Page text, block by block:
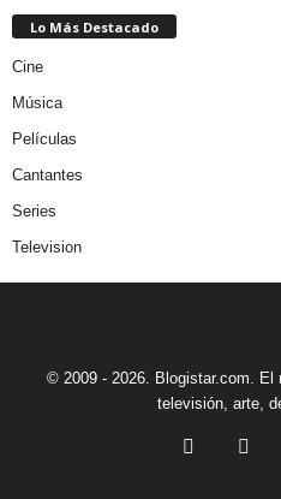
Lo Más Destacado
Cine
Música
Películas
Cantantes
Series
Television
© 2009 - 2026. Blogistar.com. El
televisión, arte,